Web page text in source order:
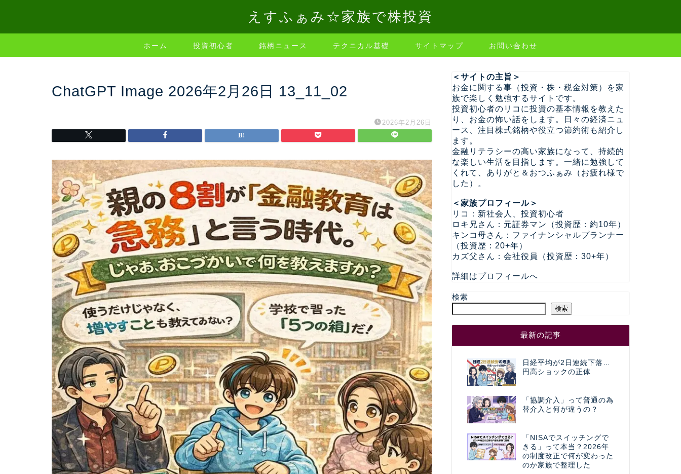
えすふぁみ☆家族で株投資
ホーム 投資初心者 銘柄ニュース テクニカル基礎 サイトマップ お問い合わせ
ChatGPT Image 2026年2月26日 13_11_02
2026年2月26日
＜サイトの主旨＞
お金に関する事（投資・株・税金対策）を家
族で楽しく勉強するサイトです。
投資初心者のリコに投資の基本情報を教えた
り、お金の怖い話をします。日々の経済ニュ
ース、注目株式銘柄や役立つ節約術も紹介し
ます。
金融リテラシーの高い家族になって、持続的
な楽しい生活を目指します。一緒に勉強して
くれて、ありがと＆おつふぁみ（お疲れ様で
した）。
＜家族プロフィール＞
リコ：新社会人、投資初心者
ロキ兄さん：元証券マン（投資歴：約10年）
キンコ母さん：ファイナンシャルプランナー
（投資歴：20+年）
カズ父さん：会社役員（投資歴：30+年）
詳細はプロフィールへ
検索
検索
最新の記事
日経平均が2日連続下落…
円高ショックの正体
「協調介入」って普通の為
替介入と何が違うの？
「NISAでスイッチングで
きる」って本当？2026年
の制度改正で何が変わった
のか家族で整理した